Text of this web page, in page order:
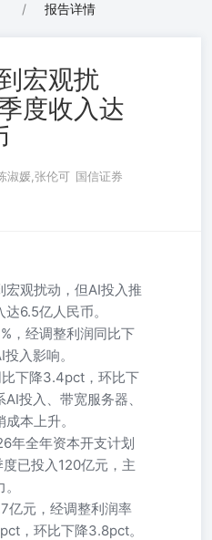
/ 报告详情
宏观扰
度收入达
淑媛,张伦可 国信证券
宏观扰动，但AI投入推
6.5亿人民币。
，经调整利润同比下
入影响。
下降3.4pct，环比下
投入、带宽服务器、
本上升。
年全年资本开支计划
已投入120亿元，主
亿元，经调整利润率
，环比下降3.8pct。